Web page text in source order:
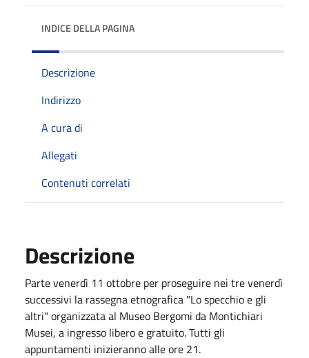
INDICE DELLA PAGINA
Descrizione
Indirizzo
A cura di
Allegati
Contenuti correlati
Descrizione
Parte venerdì 11 ottobre per proseguire nei tre venerdì
successivi la rassegna etnografica "Lo specchio e gli
altri" organizzata al Museo Bergomi da Montichiari
Musei, a ingresso libero e gratuito. Tutti gli
appuntamenti inizieranno alle ore 21.